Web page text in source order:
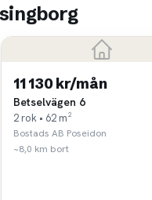
11 130 kr/mån
Betselvägen 6
2 rok • 62 m²
Bostads AB Poseidon
~8,0 km bort